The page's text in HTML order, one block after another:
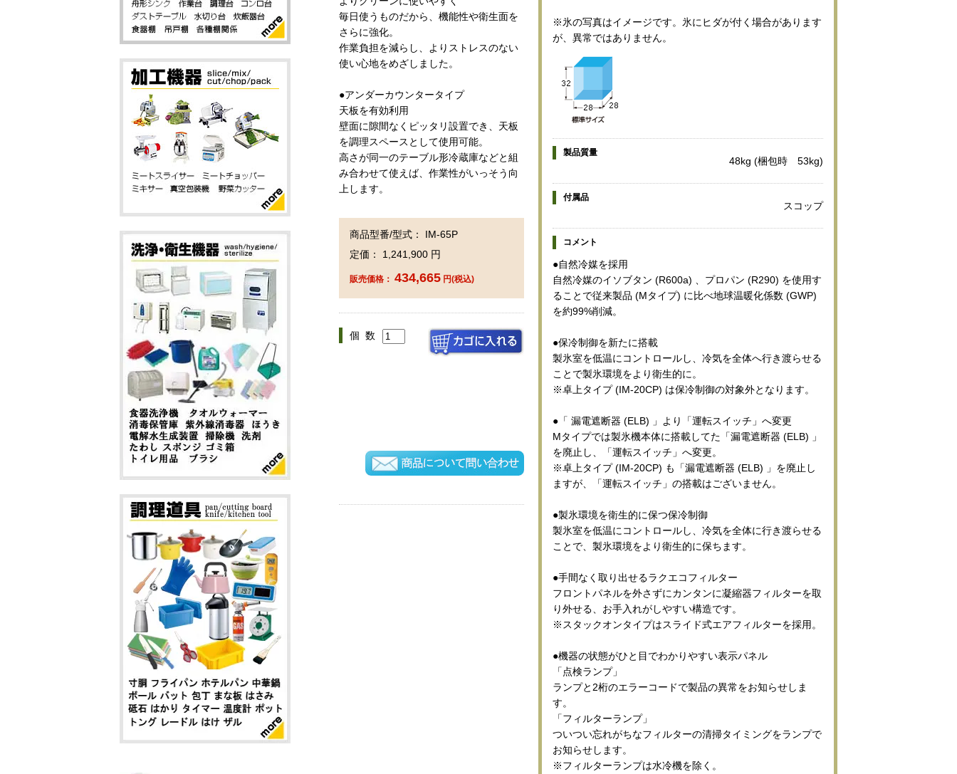
毎日使うものだから、機能性や衛生面を
さらに強化。
作業負担を減らし、よりストレスのない
使い心地をめざしました。
●アンダーカウンタータイプ
天板を有効利用
壁面に隙間なくピッタリ設置でき、天板
を調理スペースとして使用可能。
高さが同一のテーブル形冷蔵庫などと組
み合わせて使えば、作業性がいっそう向
上します。
商品型番/型式： IM-65P
定価： 1,241,900 円
販売価格： 434,665 円(税込)
個 数
※氷の写真はイメージです。氷にヒダが付く場合があります
が、異常ではありません。
製品質量
48kg (梱包時 53kg)
付属品
スコップ
コメント
●自然冷媒を採用
自然冷媒のイソブタン (R600a) 、プロパン (R290) を使用す
ることで従来製品 (Mタイプ) に比べ地球温暖化係数 (GWP)
を約99%削減。
●保冷制御を新たに搭載
製氷室を低温にコントロールし、冷気を全体へ行き渡らせる
ことで製氷環境をより衛生的に。
※卓上タイプ (IM-20CP) は保冷制御の対象外となります。
●「 漏電遮断器 (ELB) 」より「運転スイッチ」へ変更
Mタイプでは製氷機本体に搭載してた「漏電遮断器 (ELB) 」
を廃止し、「運転スイッチ」へ変更。
※卓上タイプ (IM-20CP) も「漏電遮断器 (ELB) 」を廃止し
ますが、「運転スイッチ」の搭載はございません。
●製氷環境を衛生的に保つ保冷制御
製氷室を低温にコントロールし、冷気を全体に行き渡らせる
ことで、製氷環境をより衛生的に保ちます。
●手間なく取り出せるラクエコフィルター
フロントパネルを外さずにカンタンに凝縮器フィルターを取
り外せる、お手入れがしやすい構造です。
※スタックオンタイプはスライド式エアフィルターを採用。
●機器の状態がひと目でわかりやすい表示パネル
「点検ランプ」
ランプと2桁のエラーコードで製品の異常をお知らせしま
す。
「フィルターランプ」
ついつい忘れがちなフィルターの清掃タイミングをランプで
お知らせします。
※フィルターランプは水冷機を除く。